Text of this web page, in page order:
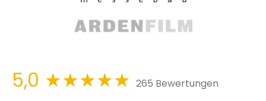
5,0 ★★★★★ 265 Bewertungen